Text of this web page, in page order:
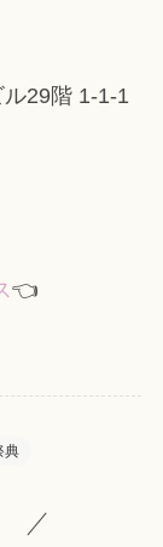
29階 1-1-1
👈
典